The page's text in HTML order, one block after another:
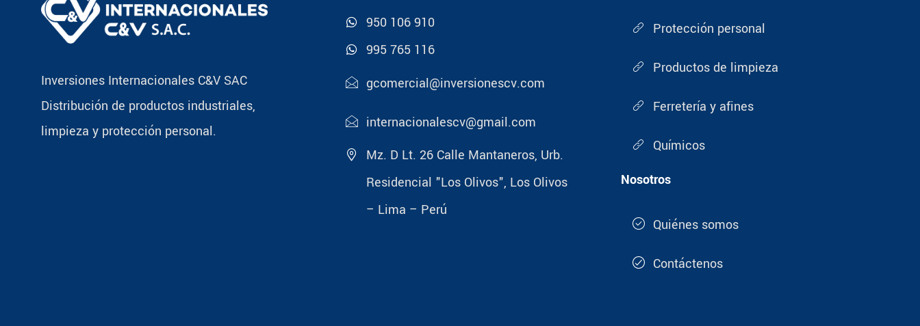
Inversiones Internacionales C&V SAC
Distribución de productos industriales,
limpieza y protección personal.
950 106 910
995 765 116
gcomercial@inversionescv.com
internacionalescv@gmail.com
Mz. D Lt. 26 Calle Mantaneros, Urb.
Residencial "Los Olivos", Los Olivos
– Lima – Perú
Protección personal
Productos de limpieza
Ferretería y afines
Químicos
Nosotros
Quiénes somos
Contáctenos